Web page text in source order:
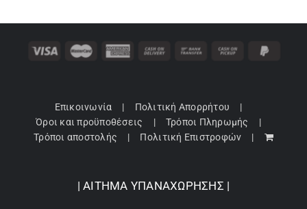
Επικοινωνία
Πολιτική Απορρήτου
Όροι και προϋποθέσεις
Τρόποι Πληρωμής
Τρόποι αποστολής
Πολιτική Επιστροφών
| ΑΙΤΗΜΑ ΥΠΑΝΑΧΩΡΗΣΗΣ |